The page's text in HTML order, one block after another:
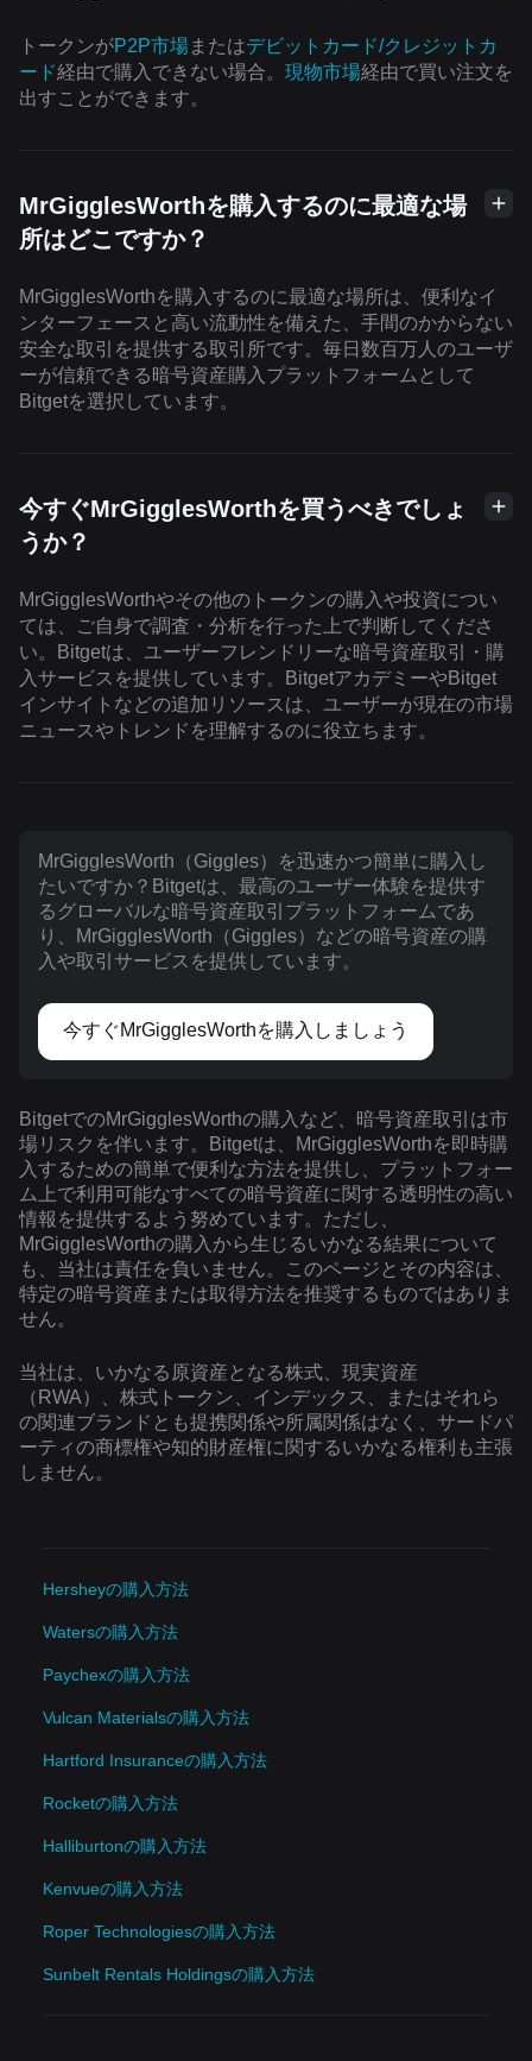
トークンがP2P市場またはデビットカード/クレジットカ
ード経由で購入できない場合。 現物市場経由で買い注文を
出すことができます。
MrGigglesWorthを購入するのに最適な場
所はどこですか？
MrGigglesWorthを購入するのに最適な場所は、便利なイ
ンターフェースと高い流動性を備えた、手間のかからない
安全な取引を提供する取引所です。毎日数百万人のユーザ
ーが信頼できる暗号資産購入プラットフォームとして
Bitgetを選択しています。
今すぐMrGigglesWorthを買うべきでしょ
うか？
MrGigglesWorthやその他のトークンの購入や投資につい
ては、ご自身で調査・分析を行った上で判断してくださ
い。Bitgetは、ユーザーフレンドリーな暗号資産取引・購
入サービスを提供しています。BitgetアカデミーやBitget
インサイトなどの追加リソースは、ユーザーが現在の市場
ニュースやトレンドを理解するのに役立ちます。
MrGigglesWorth（Giggles）を迅速かつ簡単に購入し
たいですか？Bitgetは、最高のユーザー体験を提供す
るグローバルな暗号資産取引プラットフォームであ
り、MrGigglesWorth（Giggles）などの暗号資産の購
入や取引サービスを提供しています。
今すぐMrGigglesWorthを購入しましょう
BitgetでのMrGigglesWorthの購入など、暗号資産取引は市
場リスクを伴います。Bitgetは、MrGigglesWorthを即時購
入するための簡単で便利な方法を提供し、プラットフォー
ム上で利用可能なすべての暗号資産に関する透明性の高い
情報を提供するよう努めています。ただし、
MrGigglesWorthの購入から生じるいかなる結果について
も、当社は責任を負いません。このページとその内容は、
特定の暗号資産または取得方法を推奨するものではありま
せん。
当社は、いかなる原資産となる株式、現実資産
（RWA）、株式トークン、インデックス、またはそれら
の関連ブランドとも提携関係や所属関係はなく、サードパ
ーティの商標権や知的財産権に関するいかなる権利も主張
しません。
Hersheyの購入方法
Watersの購入方法
Paychexの購入方法
Vulcan Materialsの購入方法
Hartford Insuranceの購入方法
Rocketの購入方法
Halliburtonの購入方法
Kenvueの購入方法
Roper Technologiesの購入方法
Sunbelt Rentals Holdingsの購入方法